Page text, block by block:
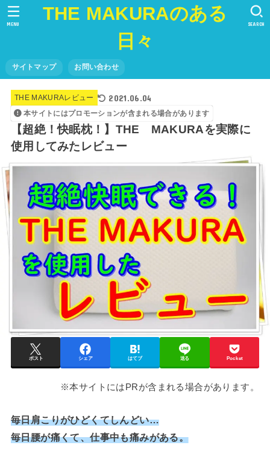
THE MAKURAのある
日々
サイトマップ お問い合わせ
SEARCH
MENU
THE MAKURAレビュー 2021.06.04
本サイトにはプロモーションが含まれる場合があります
【超絶！快眠枕！】THE MAKURAを実際に
使用してみたレビュー
ポスト シェア はてブ 送る Pocket
※本サイトにはPRが含まれる場合があります。
毎日肩こりがひどくてしんどい…
毎日腰が痛くて、仕事中も痛みがある。